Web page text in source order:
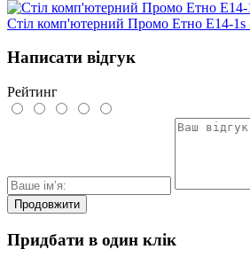
Стіл комп'ютерний Промо Етно E14-1s
Написати відгук
Рейтинг
Продовжити
Придбати в один клік